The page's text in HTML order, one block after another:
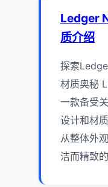
Ledger
质介绍
探索
材质奥秘
一款备受
设计和材
从整体外
洁而精致